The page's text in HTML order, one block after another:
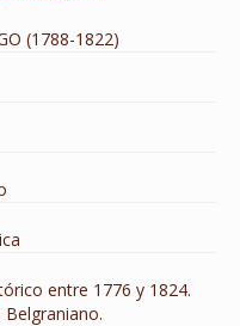
(1788-1822)
entre 1776 y 1824.